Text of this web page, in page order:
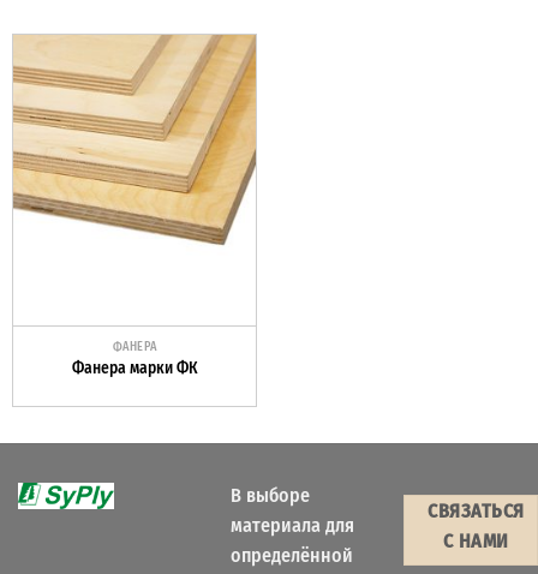
ФАНЕРА
Фанера марки ФК
В выборе
материала для
определённой
СВЯЗАТЬСЯ
С НАМИ